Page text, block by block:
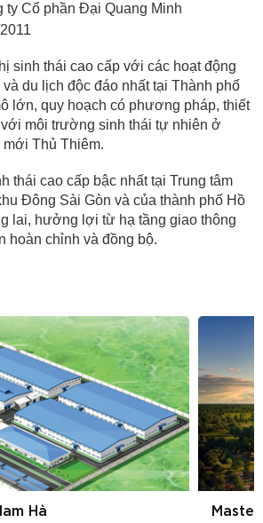
ty Cổ phần Đại Quang Minh
sinh thái cao cấp với các hoạt động
du lịch độc đáo nhất tại Thành phố
lớn, quy hoạch có phương pháp, thiết
môi trường sinh thái tự nhiên ở
mới Thủ Thiêm.
thái cao cấp bậc nhất tại Trung tâm
Đông Sài Gòn và của thành phố Hồ
lai, hưởng lợi từ hạ tầng giao thông
hoàn chỉnh và đồng bộ.
Hà